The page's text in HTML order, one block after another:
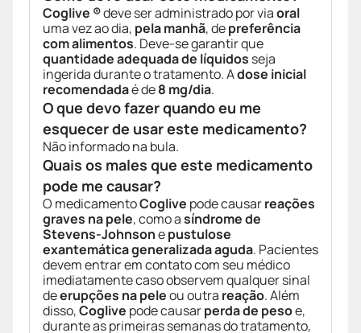
Coglive ®deve ser administrado por viaoral
uma vez ao dia, pela manhã, depreferência
com alimentos. Deve-se garantir que
quantidade adequada de líquidos seja
ingerida durante o tratamento. Adose inicial
recomendadaé de8 mg/dia.
O que devo fazer quando eu me
esquecer de usar este medicamento?
Não informado na bula.
Quais os males que este medicamento
pode me causar?
O medicamentoCoglive pode causarreações
graves na pele, como asíndrome de
Stevens-Johnsonepustulose
exantemática generalizada aguda. Pacientes
devem entrar em contato com seu médico
imediatamente caso observem qualquer sinal
deerupções na peleou outra reação. Além
disso,Coglive pode causarperda de pesoe,
durante as primeiras semanas do tratamento,